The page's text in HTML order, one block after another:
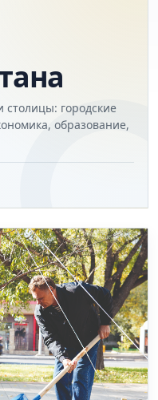
городские
образование,